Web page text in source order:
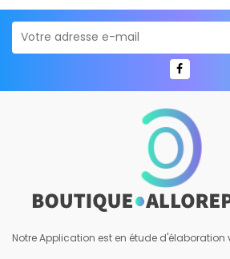
Notre Application est en étude d'élaboration